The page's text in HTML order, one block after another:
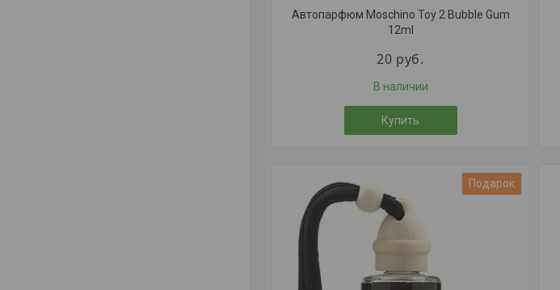
Автопарфюм Moschino Toy 2 Bubble Gum
12ml
20 руб.
В наличии
Купить
Подарок